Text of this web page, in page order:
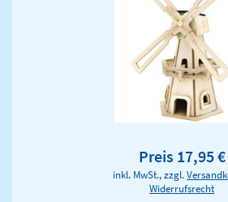
Preis 17,95 €
inkl. MwSt., zzgl.
Widerrufsrecht